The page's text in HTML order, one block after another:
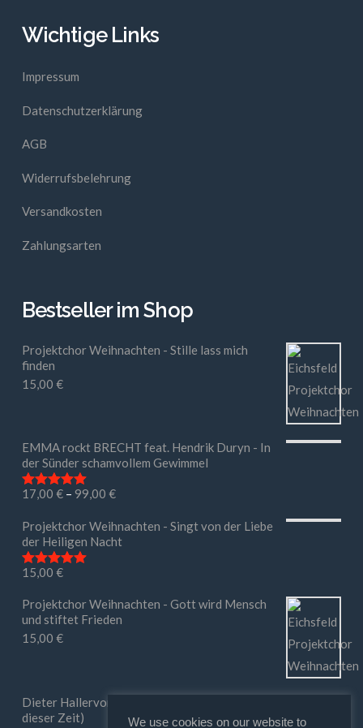
Wichtige Links
Impressum
Datenschutzerklärung
AGB
Widerrufsbelehrung
Versandkosten
Zahlungsarten
Bestseller im Shop
Projektchor Weihnachten - Stille lass mich
finden
15,00 €
EMMA rockt BRECHT feat. Hendrik Duryn - In
der Sünder schamvollem Gewimmel
Bewertet mit
17,00 €– 99,00 €
Projektchor Weihnachten - Singt von der Liebe
der Heiligen Nacht
Bewertet mit
15,00 €
Projektchor Weihnachten - Gott wird Mensch
und stiftet Frieden
15,00 €
Dieter Hallervorden - Ihr macht mir Mut (in
dieser Zeit)
We use cookies on our website to